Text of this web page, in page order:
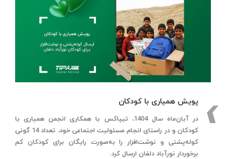
پویش همیاری با کودکان
در آبان‌ماه سال 1404، تیپاکس با همکاری انجمن همیاری با
کودکان و در راستای انجام مسئولیت اجتماعی خود، تعداد 14 گونی
کوله‌پشتی و نوشت‌افزار را به‌صورت رایگان برای کودکان کم
برخوردار نورآباد دلفان ارسال کرد.